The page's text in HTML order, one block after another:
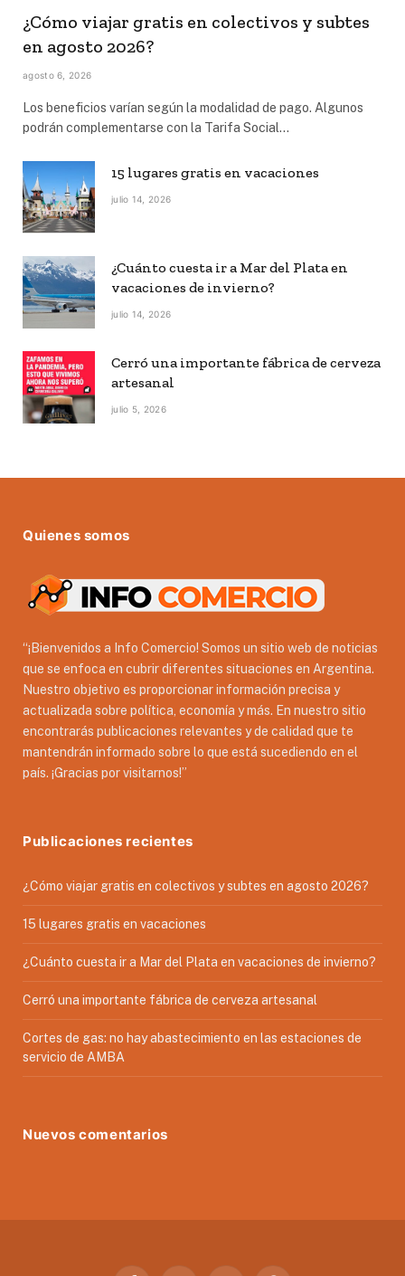
¿Cómo viajar gratis en colectivos y subtes
en agosto 2026?
agosto 6, 2026
Los beneficios varían según la modalidad de pago. Algunos
podrán complementarse con la Tarifa Social…
15 lugares gratis en vacaciones
julio 14, 2026
¿Cuánto cuesta ir a Mar del Plata en
vacaciones de invierno?
julio 14, 2026
Cerró una importante fábrica de cerveza
artesanal
julio 5, 2026
Quienes somos
“¡Bienvenidos a Info Comercio! Somos un sitio web de noticias
que se enfoca en cubrir diferentes situaciones en Argentina.
Nuestro objetivo es proporcionar información precisa y
actualizada sobre política, economía y más. En nuestro sitio
encontrarás publicaciones relevantes y de calidad que te
mantendrán informado sobre lo que está sucediendo en el
país. ¡Gracias por visitarnos!”
Publicaciones recientes
¿Cómo viajar gratis en colectivos y subtes en agosto 2026?
15 lugares gratis en vacaciones
¿Cuánto cuesta ir a Mar del Plata en vacaciones de invierno?
Cerró una importante fábrica de cerveza artesanal
Cortes de gas: no hay abastecimiento en las estaciones de
servicio de AMBA
Nuevos comentarios